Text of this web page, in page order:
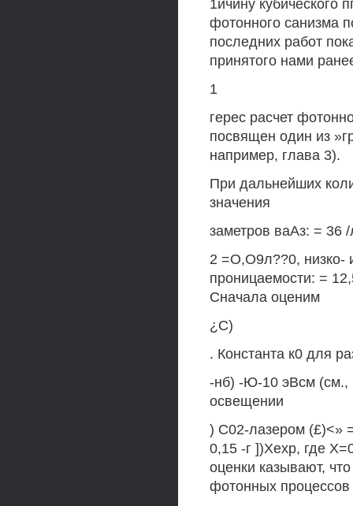
1ичину кубического
фотонного санизма
последних работ
принятого нами
1
герес расчет
посвящен один из
например, глава 3).
При дальнейших
значения
заметров ваАз: = 36
2 =О,О9л??0, низко-
проницаемости: =
Сначала оценим
¿С)
. Константа к0 для
-нб) -Ю-10 эВсм (см.,
освещении
) С02-лазером (£)<»
0,15 -г ])Хехр, где
оценки казывают,
фотонных процессов